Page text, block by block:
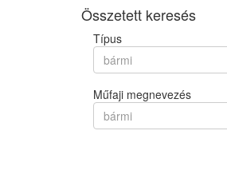
Összetett keresés
Típus
bármi
Műfaji megnevezés
bármi